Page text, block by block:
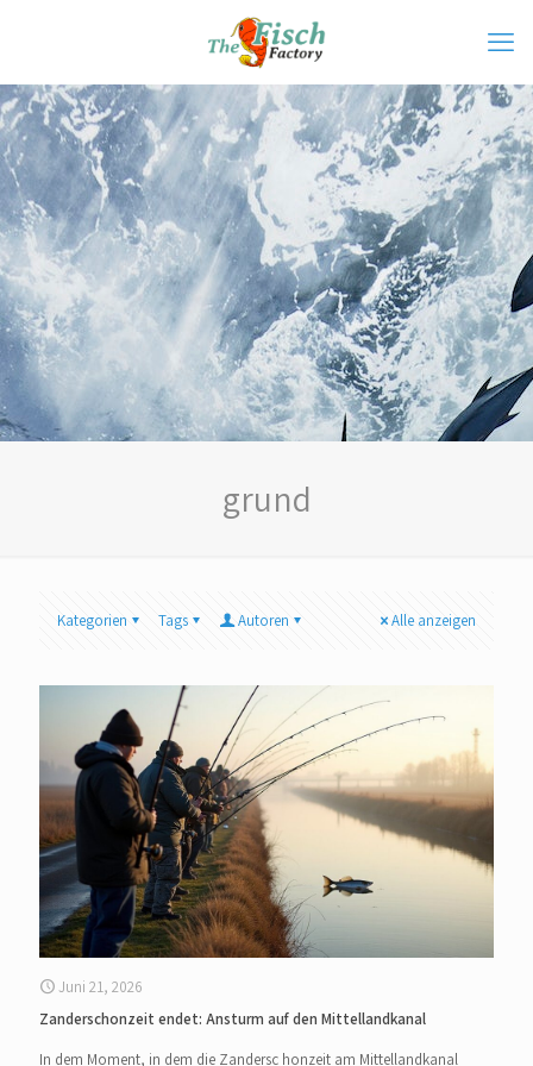
grund
Kategorien Tags Autoren Alle anzeigen
Juni 21, 2026
Zanderschonzeit endet: Ansturm auf den Mittellandkanal
In dem Moment, in dem die Zandersc honzeit am Mittellandkanal